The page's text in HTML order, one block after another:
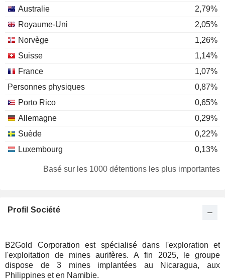
Australie
2,79%
Royaume-Uni
2,05%
Norvège
1,26%
Suisse
1,14%
France
1,07%
Personnes physiques
0,87%
Porto Rico
0,65%
Allemagne
0,29%
Suède
0,22%
Luxembourg
0,13%
0,13%
Italie
0,08%
Pologne
0,08%
Autriche
0,05%
Afrique du Sud
Basé sur les 1000 détentions les plus importantes
Profil Société
B2Gold Corporation est spécialisé dans l'exploration et
l'exploitation de mines aurifères. A fin 2025, le groupe
dispose de 3 mines implantées au Nicaragua, aux
Philippines et en Namibie.